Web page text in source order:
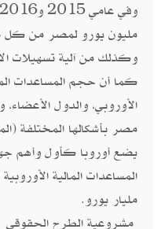
وكذلك من آلية تسهيلات
كما أن حجم المساعدات
الأوروبي، والدول الأعضاء،
مصر بأشكالها المختلفة
يضع أوروبا كأول وأهم
مليار يورو.
مشروعية الطرح الحقوقي